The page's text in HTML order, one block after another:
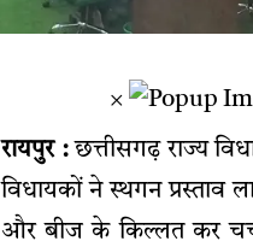
×
रायपुर :छत्तीसगढ़ राज्य
विधायकों ने स्थगन प्रस्ताव
और बीज के किल्लत कर